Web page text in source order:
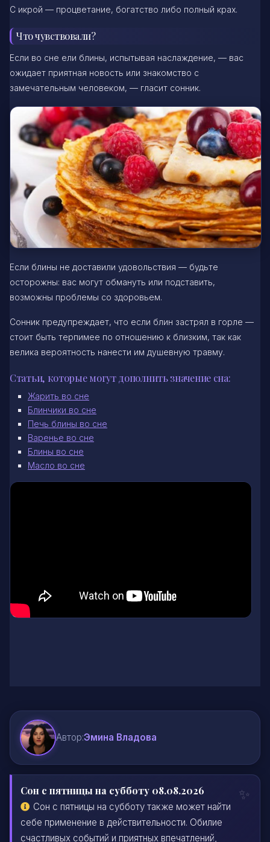
С икрой — процветание, богатство либо полный крах.
Что чувствовали?
Если во сне ели блины, испытывая наслаждение, — вас
ожидает приятная новость или знакомство с
замечательным человеком, — гласит сонник.
Если блины не доставили удовольствия — будьте
осторожны: вас могут обмануть или подставить,
возможны проблемы со здоровьем.
Сонник предупреждает, что если блин застрял в горле —
стоит быть терпимее по отношению к близким, так как
велика вероятность нанести им душевную травму.
Статьи, которые могут дополнить значение сна:
Жарить во сне
Блинчики во сне
Печь блины во сне
Варенье во сне
Блины во сне
Масло во сне
Автор:Эмина Владова
Сон с пятницы на субботу 08.08.2026
Сон с пятницы на субботу также может найти
себе применение в действительности. Обилие
счастливых событий и приятных впечатлений,